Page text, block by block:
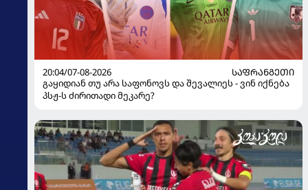
20:04/07-08-2026
ᲡᲐᲤᲠᲐᲜᲒᲔᲗᲘ
გაყიდიან თუ არა საფონოვს და შევალიეს - ვინ იქნება
პსჟ-ს ძირითადი მეკარე?